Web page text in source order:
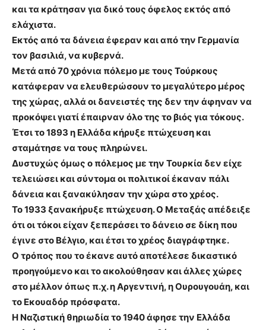
και τα κράτησαν για δικό τους όφελος εκτός από
ελάχιστα.
Εκτός από τα δάνεια έφεραν και από την Γερμανία
τον βασιλιά, να κυβερνά.
Μετά από 70 χρόνια πόλεμο με τους Τούρκους
κατάφεραν να ελευθερώσουν το μεγαλύτερο μέρος
της χώρας, αλλά οι δανειστές της δεν την άφηναν να
προκόψει γιατί έπαιρναν όλο της το βιός για τόκους.
Έτσι το 1893 η Ελλάδα κήρυξε πτώχευση και
σταμάτησε να τους πληρώνει.
Δυστυχώς όμως ο πόλεμος με την Τουρκία δεν είχε
τελειώσει και σύντομα οι πολιτικοί έκαναν πάλι
δάνεια και ξανακύλησαν την χώρα στο χρέος.
Το 1933 ξανακήρυξε πτώχευση. Ο Μεταξάς απέδειξε
ότι οι τόκοι είχαν ξεπεράσει το δάνειο σε δίκη που
έγινε στο Βέλγιο, και έτσι το χρέος διαγράφτηκε.
Ο τρόπος που το έκανε αυτό αποτέλεσε δικαστικό
προηγούμενο και το ακολούθησαν και άλλες χώρες
στο μέλλον όπως π.χ. η Αργεντινή, η Ουρουγουάη, και
το Εκουαδόρ πρόσφατα.
Η Ναζιστική θηριωδία το 1940 άφησε την Ελλάδα